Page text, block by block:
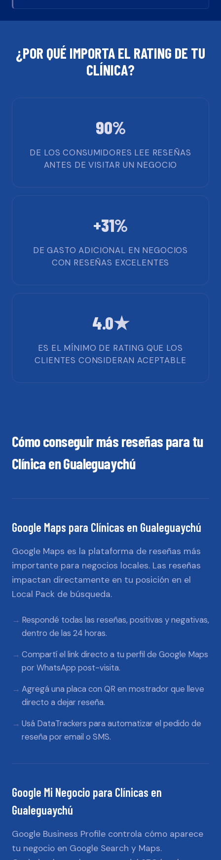
¿POR QUÉ IMPORTA EL RATING DE TU
CLÍNICA?
90%
DE LOS CONSUMIDORES LEE RESEÑAS
ANTES DE VISITAR UN NEGOCIO
+31%
DE GASTO ADICIONAL EN NEGOCIOS
CON RESEÑAS EXCELENTES
4.0★
ES EL MÍNIMO DE RATING QUE LOS
CLIENTES CONSIDERAN ACEPTABLE
Cómo conseguir más reseñas para tu
ClínicaenGualeguaychú
Google Maps para Clínicas en Gualeguaychú
Google Maps es la plataforma de reseñas más
importante para negocios locales. Las reseñas
impactan directamente en tu posición en el
Local Pack de búsqueda.
Respondé todas las reseñas, positivas y negativas,
dentro de las 24 horas.
Compartí el link directo a tu perfil de Google Maps
por WhatsApp post-visita.
Agregá una placa con QR en mostrador que lleve
directo a dejar reseña.
Usá DataTrackers para automatizar el pedido de
reseña por email o SMS.
Google Mi Negocio para Clínicas en
Gualeguaychú
Google Business Profile controla cómo aparece
tu negocio en Google Search y Maps.